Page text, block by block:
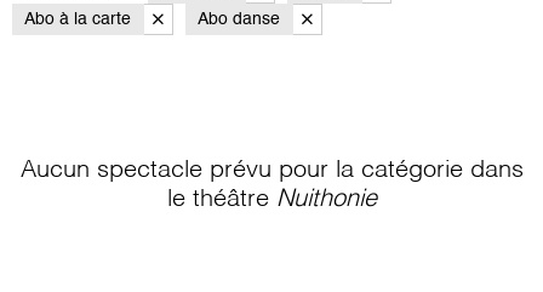
Abo à la carte
Abo danse
Aucun spectacle prévu pour la catégorie dans
le théâtre Nuithonie